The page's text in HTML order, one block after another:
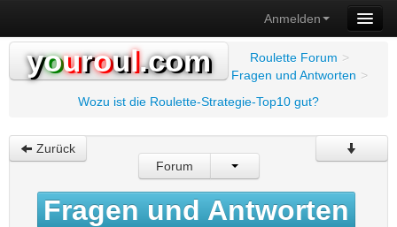
Anmelden
youroul.com Roulette Forum >
Fragen und Antworten >
Wozu ist die Roulette-Strategie-Top10 gut?
Zurück
Forum
Fragen und Antworten